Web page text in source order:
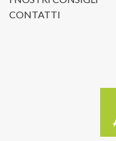
CONTATTI